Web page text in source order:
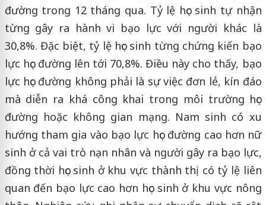
đường trong 12 tháng qua. Tỷ lệ học sinh tự nhận
từng gây ra hành vi bạo lực với người khác là
30,8%. Đặc biệt, tỷ lệ học sinh từng chứng kiến bạo
lực học đường lên tới 70,8%. Điều này cho thấy, bạo
lực học đường không phải là sự việc đơn lẻ, kín đáo
mà diễn ra khá công khai trong môi trường học
đường hoặc không gian mạng. Nam sinh có xu
hướng tham gia vào bạo lực học đường cao hơn nữ
sinh ở cả vai trò nạn nhân và người gây ra bạo lực,
đồng thời học sinh ở khu vực thành thị có tỷ lệ liên
quan đến bạo lực cao hơn học sinh ở khu vực nông